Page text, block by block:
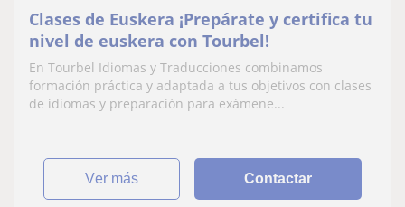
Clases de Euskera ¡Prepárate y certifica tu
nivel de euskera con Tourbel!
En Tourbel Idiomas y Traducciones combinamos
formación práctica y adaptada a tus objetivos con clases
de idiomas y preparación para exámene...
ver más Contactar